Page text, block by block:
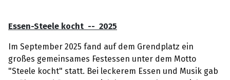
Essen-Steele kocht -- 2025
Im September 2025 fand auf dem Grendplatz ein
großes gemeinsames Festessen unter dem Motto
"Steele kocht" statt. Bei leckerem Essen und Musik gab